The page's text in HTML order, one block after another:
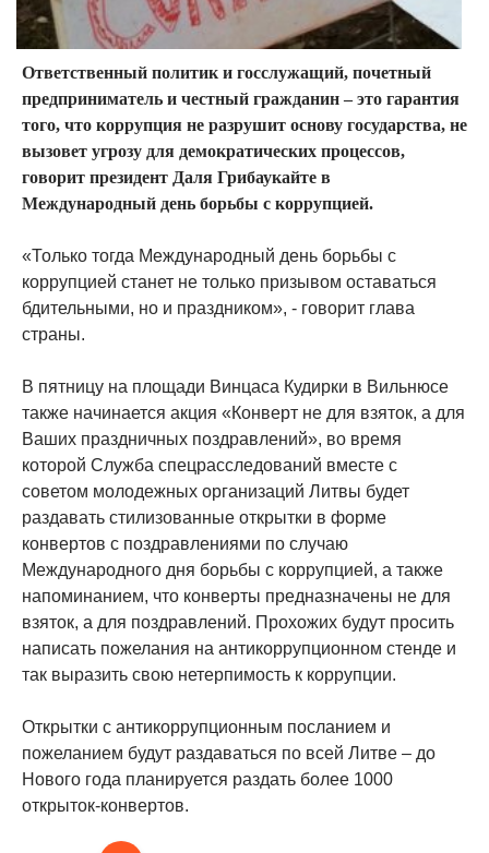
Ответственный политик и госслужащий, почетный
предприниматель и честный гражданин – это гарантия
того, что коррупция не разрушит основу государства, не
вызовет угрозу для демократических процессов,
говорит президент Даля Грибаукайте в
Международный день борьбы с коррупцией.
«Только тогда Международный день борьбы с
коррупцией станет не только призывом оставаться
бдительными, но и праздником», - говорит глава
страны.
В пятницу на площади Винцаса Кудирки в Вильнюсе
также начинается акция «Конверт не для взяток, а для
Ваших праздничных поздравлений», во время
которой Служба спецрасследований вместе с
советом молодежных организаций Литвы будет
раздавать стилизованные открытки в форме
конвертов с поздравлениями по случаю
Международного дня борьбы с коррупцией, а также
напоминанием, что конверты предназначены не для
взяток, а для поздравлений. Прохожих будут просить
написать пожелания на антикоррупционном стенде и
так выразить свою нетерпимость к коррупции.
Открытки с антикоррупционным посланием и
пожеланием будут раздаваться по всей Литве – до
Нового года планируется раздать более 1000
открыток-конвертов.